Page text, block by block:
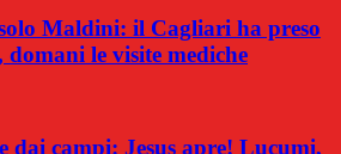
Maldini: il Cagliari ha preso
le visite mediche
dai campi: Jesus apre! Lucumi,